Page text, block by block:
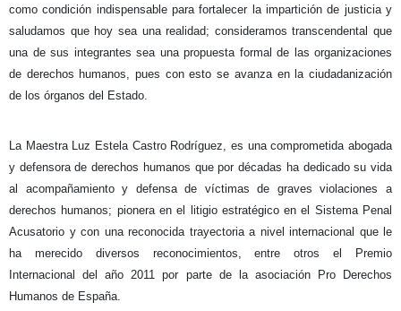
como condición indispensable para fortalecer la impartición de justicia y
saludamos que hoy sea una realidad; consideramos transcendental que
una de sus integrantes sea una propuesta formal de las organizaciones
de derechos humanos, pues con esto se avanza en la ciudadanización
de los órganos del Estado.
La Maestra Luz Estela Castro Rodríguez, es una comprometida abogada
y defensora de derechos humanos que por décadas ha dedicado su vida
al acompañamiento y defensa de víctimas de graves violaciones a
derechos humanos; pionera en el litigio estratégico en el Sistema Penal
Acusatorio y con una reconocida trayectoria a nivel internacional que le
ha merecido diversos reconocimientos, entre otros el Premio
Internacional del año 2011 por parte de la asociación Pro Derechos
Humanos de España.